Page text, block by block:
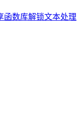
函数库解锁文本处理